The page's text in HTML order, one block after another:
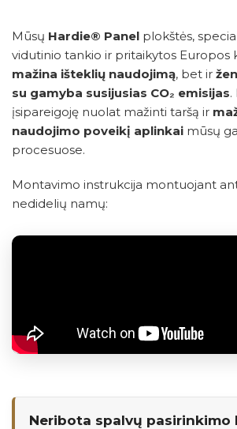
Mūsų Hardie® Panel plokštės,
vidutinio tankio ir pritaikytos Europos
mažina išteklių naudojimą, bet ir
su gamyba susijusias CO₂ emisijas.
įsipareigoję nuolat mažinti taršą ir
naudojimo poveikį aplinkai mūsų
procesuose.
Montavimo instrukcija montuojant
nedidelių namų:
Neribota spalvų pasirinkimo